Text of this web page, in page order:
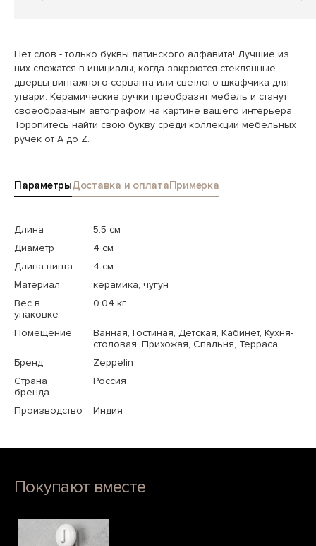
Нет слов - только буквы латинского алфавита! Лучшие из
них сложатся в инициалы, когда закроются стеклянные
дверцы винтажного серванта или светлого шкафчика для
утвари. Керамические ручки преобразят мебель и станут
своеобразным автографом на картине вашего интерьера.
Торопитесь найти свою букву среди коллекции мебельных
ручек от А до Z.
ПараметрыДоставка и оплатаПримерка
Длина
5.5 см
Диаметр
4 см
Длина винта
4 см
Материал
керамика, чугун
Вес в
упаковке
0.04 кг
Помещение
Ванная, Гостиная, Детская, Кабинет, Кухня-
столовая, Прихожая, Спальня, Терраса
Бренд
Zeppelin
Страна
бренда
Россия
Производство Индия
Покупают вместе